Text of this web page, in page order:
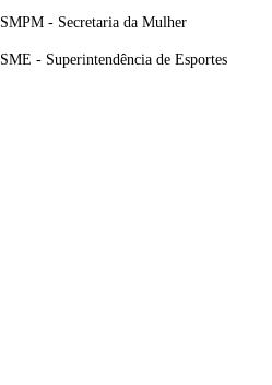
SMPM - Secretaria da Mulher
SME - Superintendência de Esportes